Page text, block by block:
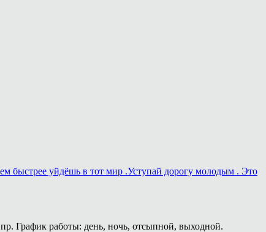
быстрее уйдёшь в тот мир .Уступай дорогу молодым . Это
График работы: день, ночь, отсыпной, выходной.